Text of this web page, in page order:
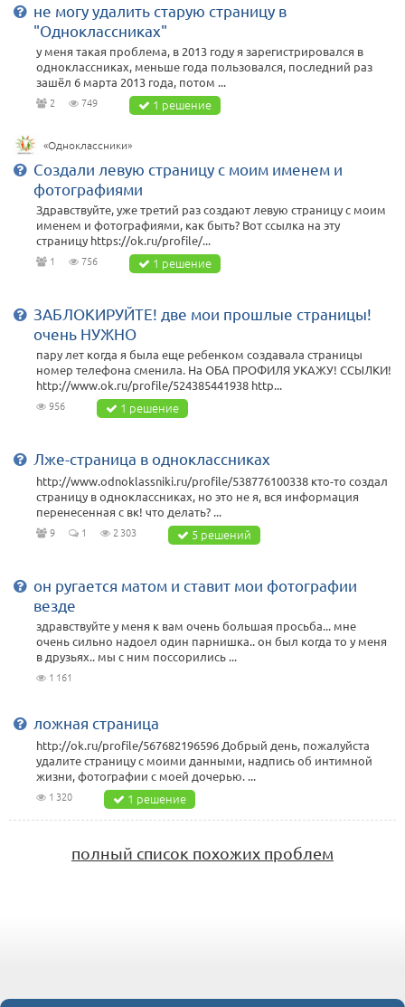
не могу удалить старую страницу в
"Одноклассниках"
у меня такая проблема, в 2013 году я зарегистрировался в
одноклассниках, меньше года пользовался, последний раз
зашёл 6 марта 2013 года, потом ...
2 749 1 решение
«Одноклассники»
Создали левую страницу с моим именем и
фотографиями
Здравствуйте, уже третий раз создают левую страницу с моим
именем и фотографиями, как быть? Вот ссылка на эту
страницу https://ok.ru/profile/...
1 756 1 решение
ЗАБЛОКИРУЙТЕ! две мои прошлые страницы!
очень НУЖНО
пару лет когда я была еще ребенком создавала страницы
номер телефона сменила. На ОБА ПРОФИЛЯ УКАЖУ! ССЫЛКИ!
http://www.ok.ru/profile/524385441938 http...
956 1 решение
Лже-страница в одноклассниках
http://www.odnoklassniki.ru/profile/538776100338 кто-то создал
страницу в одноклассниках, но это не я, вся информация
перенесенная с вк! что делать? ...
9 1 2 303 5 решений
он ругается матом и ставит мои фотографии
везде
здравствуйте у меня к вам очень большая просьба... мне
очень сильно надоел один парнишка.. он был когда то у меня
в друзьях.. мы с ним поссорились ...
1 161
ложная страница
http://ok.ru/profile/567682196596 Добрый день, пожалуйста
удалите страницу с моими данными, надпись об интимной
жизни, фотографии с моей дочерью. ...
1 320 1 решение
полный список похожих проблем